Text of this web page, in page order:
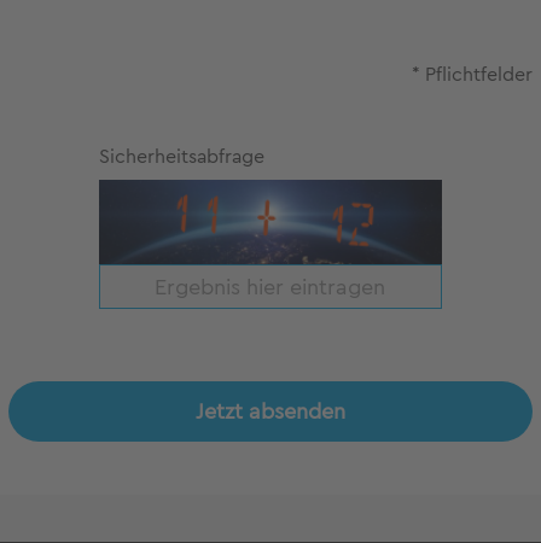
* Pflichtfelder
Sicherheitsabfrage
Jetzt absenden